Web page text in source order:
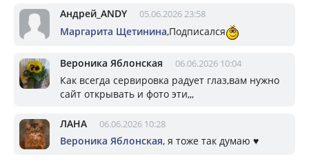
Андрей_ANDY 05.06.2026 23:58
Маргарита Щетинина,Подписался
Вероника Яблонская 06.06.2026 10:04
Как всегда сервировка радует глаз,вам нужно
сайт открывать и фото эти,,,
ЛАНА 06.06.2026 10:28
Вероника Яблонская, я тоже так думаю ♥️